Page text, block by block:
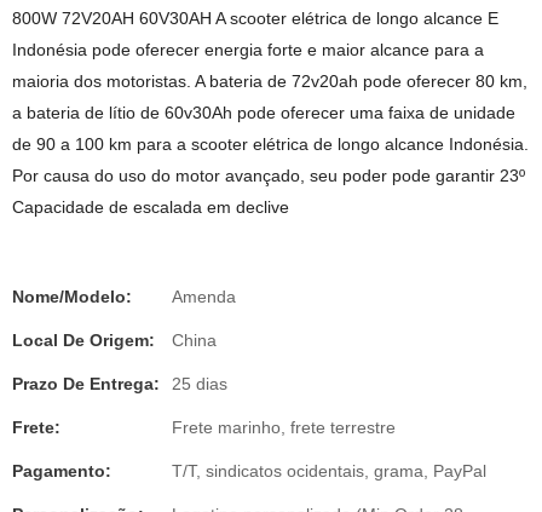
800W 72V20AH 60V30AH A scooter elétrica de longo alcance E
Indonésia pode oferecer energia forte e maior alcance para a
maioria dos motoristas. A bateria de 72v20ah pode oferecer 80 km,
a bateria de lítio de 60v30Ah pode oferecer uma faixa de unidade
de 90 a 100 km para a scooter elétrica de longo alcance Indonésia.
Por causa do uso do motor avançado, seu poder pode garantir 23º
Capacidade de escalada em declive
Nome/Modelo: Amenda
Local De Origem: China
Prazo De Entrega: 25 dias
Frete: Frete marinho, frete terrestre
Pagamento: T/T, sindicatos ocidentais, grama, PayPal